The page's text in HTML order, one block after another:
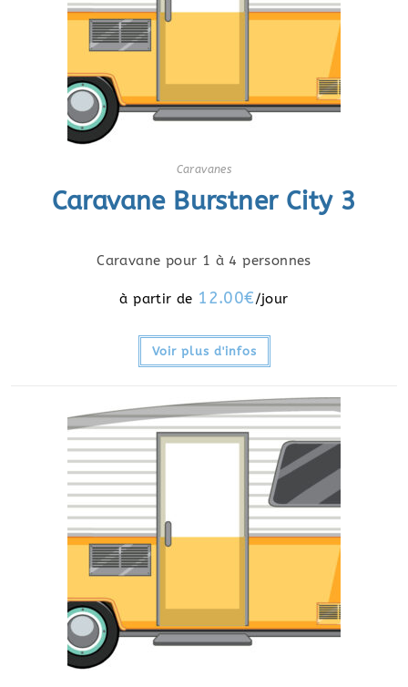
Caravanes
Caravane Burstner City 3
Caravane pour 1 à 4 personnes
12.00€
Voir plus d'infos